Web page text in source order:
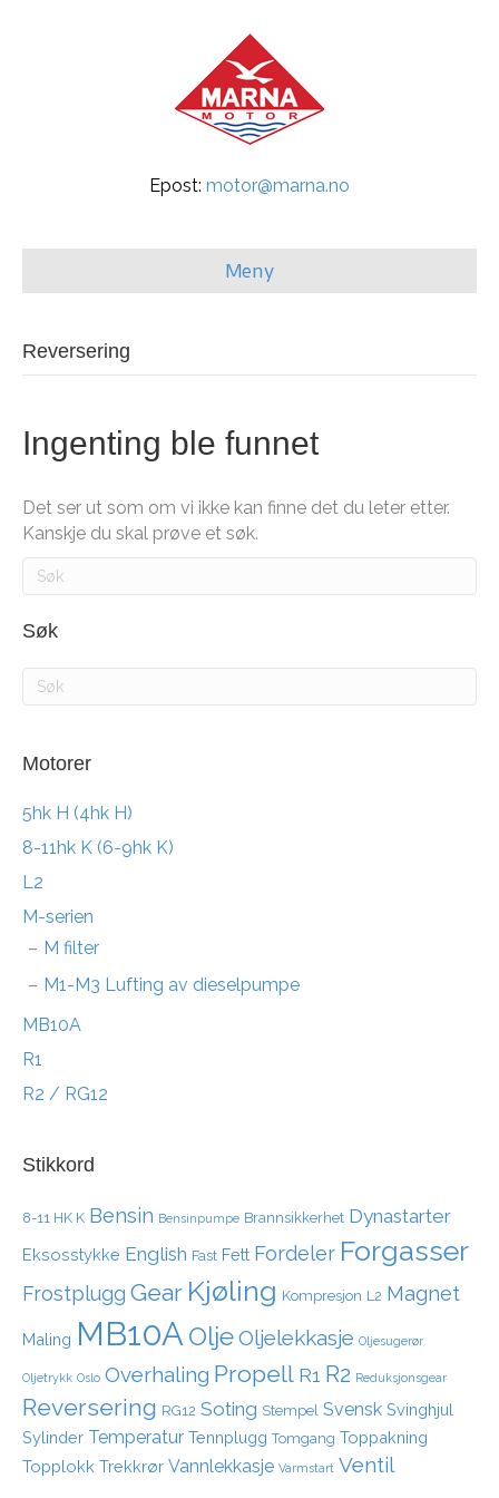
Epost: motor@marna.no
Meny
Reversering
Ingenting ble funnet
Det ser ut som om vi ikke kan finne det du leter etter.
Kanskje du skal prøve et søk.
Søk
Motorer
5hk H (4hk H)
8-11hk K (6-9hk K)
L2
M-serien
M filter
M1-M3 Lufting av dieselpumpe
MB10A
R1
R2 / RG12
Stikkord
8-11 HK K Bensin Bensinpumpe Brannsikkerhet Dynastarter
Eksosstykke English Fast Fett Fordeler Forgasser
Frostplugg Gear Kjøling Kompresjon L2 Magnet
Maling MB10AOljeOljelekkasje Oljesugerør
Oljetrykk Oslo Overhaling Propell R1 R2 Reduksjonsgear
Reversering RG12 Soting Stempel Svensk Svinghjul
Sylinder Temperatur Tennplugg Tomgang Toppakning
Topplokk Trekkrør Vannlekkasje Varmstart Ventil